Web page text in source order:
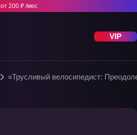
от 200 ₽ /мес
VIP
«Трусливый велосипедист: